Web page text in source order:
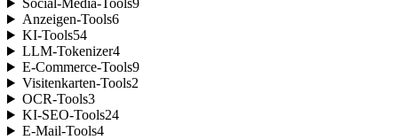
Social-Media-Tools9
Anzeigen-Tools6
KI-Tools54
LLM-Tokenizer4
E-Commerce-Tools9
Visitenkarten-Tools2
OCR-Tools3
KI-SEO-Tools24
E-Mail-Tools4